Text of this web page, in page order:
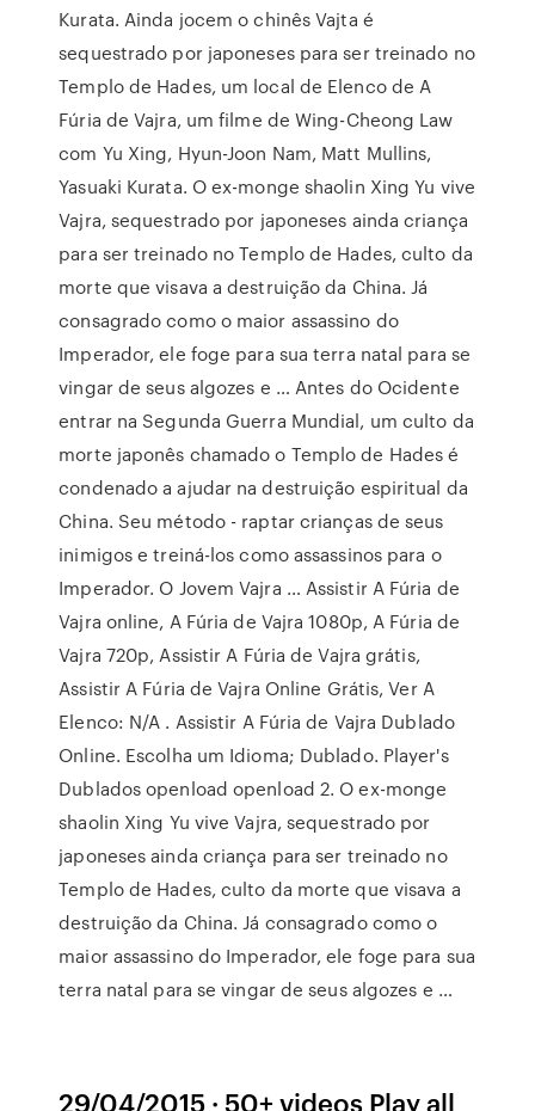
Kurata. Ainda jocem o chinês Vajta é
sequestrado por japoneses para ser treinado no
Templo de Hades, um local de Elenco de A
Fúria de Vajra, um filme de Wing-Cheong Law
com Yu Xing, Hyun-Joon Nam, Matt Mullins,
Yasuaki Kurata. O ex-monge shaolin Xing Yu vive
Vajra, sequestrado por japoneses ainda criança
para ser treinado no Templo de Hades, culto da
morte que visava a destruição da China. Já
consagrado como o maior assassino do
Imperador, ele foge para sua terra natal para se
vingar de seus algozes e … Antes do Ocidente
entrar na Segunda Guerra Mundial, um culto da
morte japonês chamado o Templo de Hades é
condenado a ajudar na destruição espiritual da
China. Seu método - raptar crianças de seus
inimigos e treiná-los como assassinos para o
Imperador. O Jovem Vajra … Assistir A Fúria de
Vajra online, A Fúria de Vajra 1080p, A Fúria de
Vajra 720p, Assistir A Fúria de Vajra grátis,
Assistir A Fúria de Vajra Online Grátis, Ver A
Elenco: N/A . Assistir A Fúria de Vajra Dublado
Online. Escolha um Idioma; Dublado. Player's
Dublados openload openload 2. O ex-monge
shaolin Xing Yu vive Vajra, sequestrado por
japoneses ainda criança para ser treinado no
Templo de Hades, culto da morte que visava a
destruição da China. Já consagrado como o
maior assassino do Imperador, ele foge para sua
terra natal para se vingar de seus algozes e …
29/04/2015 · 50+ videos Play all